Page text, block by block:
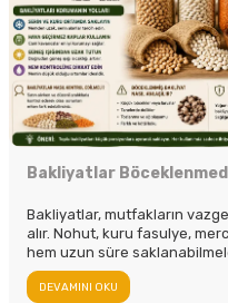
Bakliyatlar
Bakliyatlar, mutfakların
alır. Nohut, kuru fasulye,
hem uzun süre
nedeniyle sıklıkla tercih edilir.
DEVAMINI OKU